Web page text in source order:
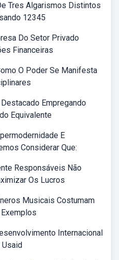
Tres Algarismos Distintos
12345
Do Setor Privado
Financeiras
O Poder Se Manifesta
Empregando
Equivalente
E
Considerar Que:
Responsáveis Não
Os Lucros
Musicais Costumam
Internacional
Usaid